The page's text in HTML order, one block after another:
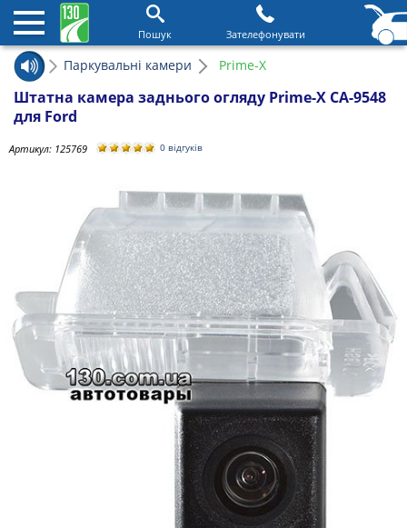
Пошук Зателефонувати
Паркувальні камери Prime-X
Штатна камера заднього огляду Prime-X CA-9548
для Ford
Артикул: 125769 0 відгуків